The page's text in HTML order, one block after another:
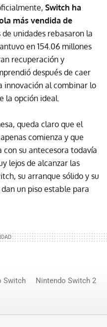
Switch ha
más vendida de
de unidades rebasaron la
en 154.06 millones
recuperación y
después de caer
innovación al combinar lo
la opción ideal.
queda claro que el
comienza y que
su antecesora todavía
lejos de alcanzar las
su arranque sólido y su
un piso estable para
Switch Nintendo Switch 2